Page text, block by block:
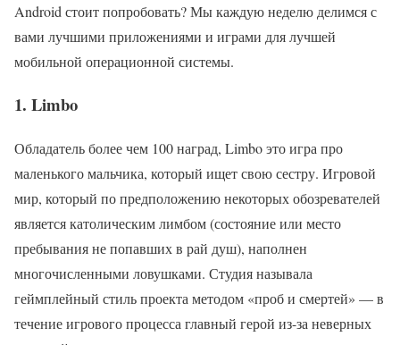
Android стоит попробовать? Мы каждую неделю делимся с
вами лучшими приложениями и играми для лучшей
мобильной операционной системы.
1. Limbo
Обладатель более чем 100 наград, Limbo это игра про
маленького мальчика, который ищет свою сестру. Игровой
мир, который по предположению некоторых обозревателей
является католическим лимбом (состояние или место
пребывания не попавших в рай душ), наполнен
многочисленными ловушками. Студия называла
геймплейный стиль проекта методом «проб и смертей» — в
течение игрового процесса главный герой из-за неверных